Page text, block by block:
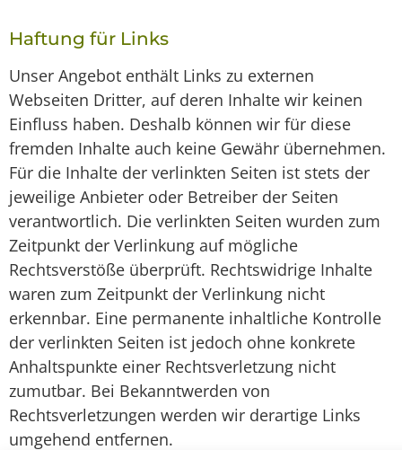
Haftung für Links
Unser Angebot enthält Links zu externen
Webseiten Dritter, auf deren Inhalte wir keinen
Einfluss haben. Deshalb können wir für diese
fremden Inhalte auch keine Gewähr übernehmen.
Für die Inhalte der verlinkten Seiten ist stets der
jeweilige Anbieter oder Betreiber der Seiten
verantwortlich. Die verlinkten Seiten wurden zum
Zeitpunkt der Verlinkung auf mögliche
Rechtsverstöße überprüft. Rechtswidrige Inhalte
waren zum Zeitpunkt der Verlinkung nicht
erkennbar. Eine permanente inhaltliche Kontrolle
der verlinkten Seiten ist jedoch ohne konkrete
Anhaltspunkte einer Rechtsverletzung nicht
zumutbar. Bei Bekanntwerden von
Rechtsverletzungen werden wir derartige Links
umgehend entfernen.